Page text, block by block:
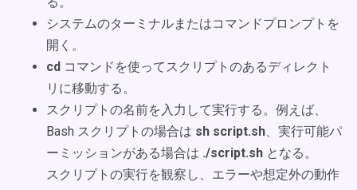
システムのターミナルまたはコマンドプロンプトを
開く。
cd コマンドを使ってスクリプトのあるディレクト
リに移動する。
スクリプトの名前を入力して実行する。例えば、
Bash スクリプトの場合は sh script.sh、実行可能パ
ーミッションがある場合は ./script.sh となる。
スクリプトの実行を観察し、エラーや想定外の動作